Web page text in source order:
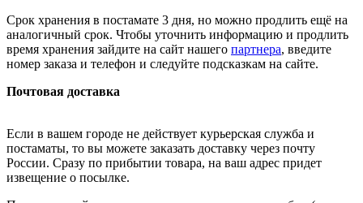
Срок хранения в постамате 3 дня, но можно продлить ещё на
аналогичный срок. Чтобы уточнить информацию и продлить
время хранения зайдите на сайт нашего партнера, введите
номер заказа и телефон и следуйте подсказкам на сайте.
Почтовая доставка
Если в вашем городе не действует курьерская служба и
постаматы, то вы можете заказать доставку через почту
России. Сразу по прибытии товара, на ваш адрес придет
извещение о посылке.